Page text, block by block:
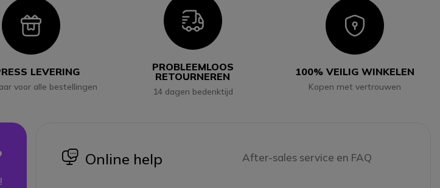
Icon
LEVERING
voor alle bestellingen
Icon
PROBLEEMLOOS
RETOURNEREN
14 dagen bedenktijd
Icon
100% VEILIG WINKELEN
Kopen met vertrouwen
icon
Online help After-sales service en FAQ